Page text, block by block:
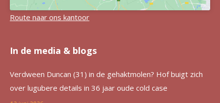
Route naar ons kantoor
In de media & blogs
Verdween Duncan (31) in de gehaktmolen? Hof buigt zich
over lugubere details in 36 jaar oude cold case